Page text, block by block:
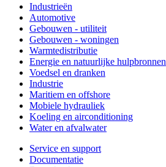
Industrieën
Automotive
Gebouwen - utiliteit
Gebouwen - woningen
Warmtedistributie
Energie en natuurlijke hulpbronnen
Voedsel en dranken
Industrie
Maritiem en offshore
Mobiele hydrauliek
Koeling en airconditioning
Water en afvalwater
Service en support
Documentatie